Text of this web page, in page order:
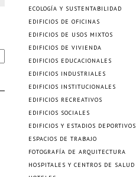
ECOLOGÍA Y SUSTENTABILIDAD
EDIFICIOS DE OFICINAS
EDIFICIOS DE USOS MIXTOS
EDIFICIOS DE VIVIENDA
EDIFICIOS EDUCACIONALES
EDIFICIOS INDUSTRIALES
EDIFICIOS INSTITUCIONALES
EDIFICIOS RECREATIVOS
EDIFICIOS SOCIALES
EDIFICIOS Y ESTADIOS DEPORTIVOS
ESPACIOS DE TRABAJO
FOTOGRAFÍA DE ARQUITECTURA
HOSPITALES Y CENTROS DE SALUD